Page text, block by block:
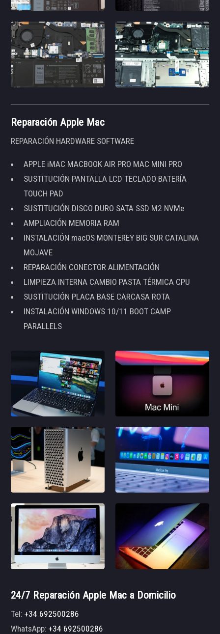
Reparación Apple Mac
REPARACIÓN HARDWARE SOFTWARE
APPLE iMAC MACBOOK AIR PRO MAC MINI PRO
SUSTITUCIÓN PANTALLA LCD TECLADO BATERÍA
TOUCH PAD
SUSTITUCIÓN DISCO DURO SATA SSD M2 NVMe
AMPLIACIÓN MEMORIA RAM
INSTALACIÓN macOS MONTEREY BIG SUR CATALINA
MOJAVE
REPARACIÓN CONECTOR ALIMENTACIÓN
LIMPIEZA INTERNA CAMBIO PASTA TÉRMICA CPU
SUSTITUCIÓN PLACA BASE CARCASA ROTA
INSTALACIÓN WINDOWS 10/11 BOOT CAMP
PARALLELS
24/7 Reparación Apple Mac a Domicilio
Tel:+34 692500286
WhatsApp:+34 692500286